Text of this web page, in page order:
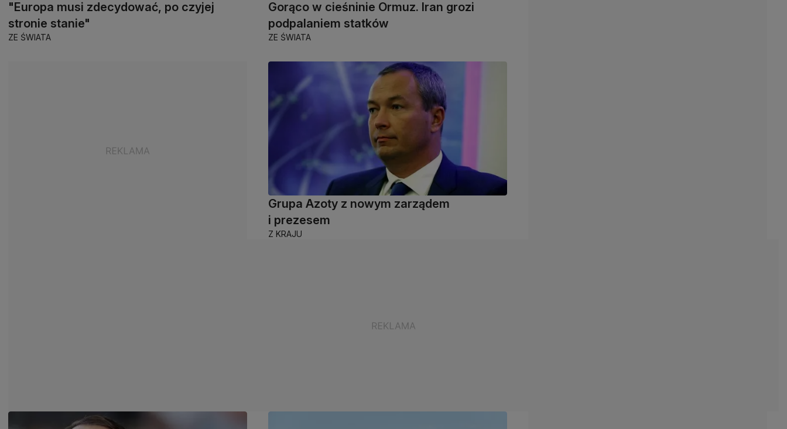
"Europa musi zdecydować, po czyjej
stronie stanie"
ZE ŚWIATA
Gorąco w cieśninie Ormuz. Iran grozi
podpalaniem statków
ZE ŚWIATA
Grupa Azoty z nowym zarządem
i prezesem
Z KRAJU